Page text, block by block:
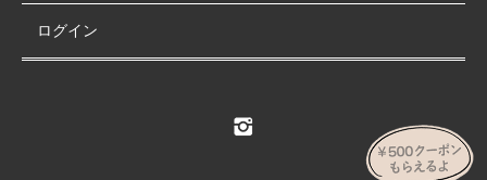
ログイン